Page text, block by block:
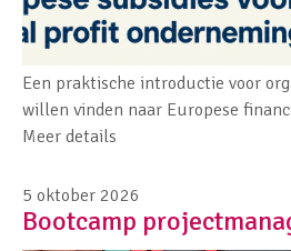
Een praktische introductie voor
willen vinden naar Europese
Meer details
5 oktober 2026
Bootcamp